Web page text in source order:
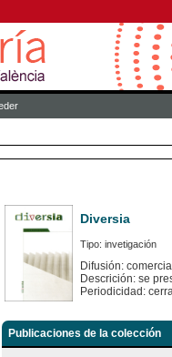
Diversia
Tipo: invetigación
Difusión: comercial
Descrición: se
Periodicidad:
Publicaciones de la colección